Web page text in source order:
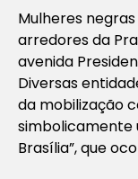
Mulheres
arredores da
avenida
Diversas
da mobilização
simbolicamente
Brasília”, que